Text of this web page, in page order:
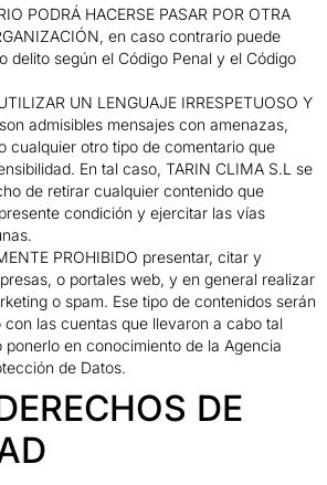
PODRÁ HACERSE PASAR POR OTRA
en caso contrario puede
delito según el Código Penal y el Código
UN LENGUAJE IRRESPETUOSO Y
admisibles mensajes con amenazas,
cualquier otro tipo de comentario que
En tal caso, TARIN CLIMA S.L se
de retirar cualquier contenido que
condición y ejercitar las vías
PROHIBIDO presentar, citar y
o portales web, y en general realizar
o spam. Ese tipo de contenidos serán
con las cuentas que llevaron a cabo tal
en conocimiento de la Agencia
de Datos.
DE